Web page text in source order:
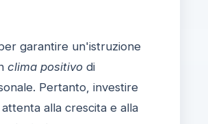
garantire un'istruzione
clima positivodi
Pertanto, investire
alla crescita e alla